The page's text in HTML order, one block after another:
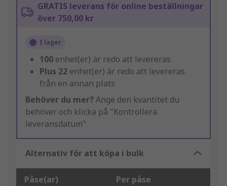
GRATIS leverans för online beställningar
över 750,00 kr
I lager
100 enhet(er) är redo att levereras
Plus 22 enhet(er) är redo att levereras
från en annan plats
Behöver du mer? Ange den kvantitet du
behöver och klicka på "Kontrollera
leveransdatum"
Alternativ för att köpa i bulk
Påse(ar) Per påse